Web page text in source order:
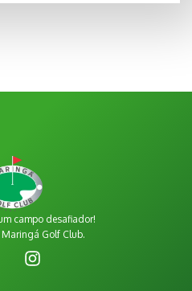
campo desafiador!
Golf Club.